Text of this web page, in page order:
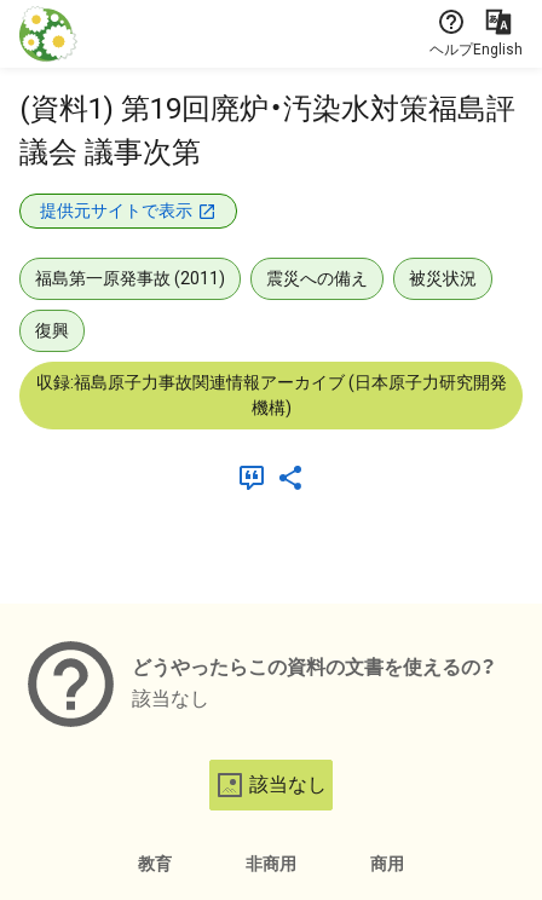
本文に飛ぶ
ヘルプEnglish
(資料1) 第19回廃炉・汚染水対策福島評
議会 議事次第
提供元サイトで表示
福島第一原発事故 (2011) 震災への備え 被災状況
復興
収録:福島原子力事故関連情報アーカイブ (日本原子力研究開発
機構)
どうやったらこの資料の文書を使えるの？
該当なし
該当なし
教育 非商用 商用